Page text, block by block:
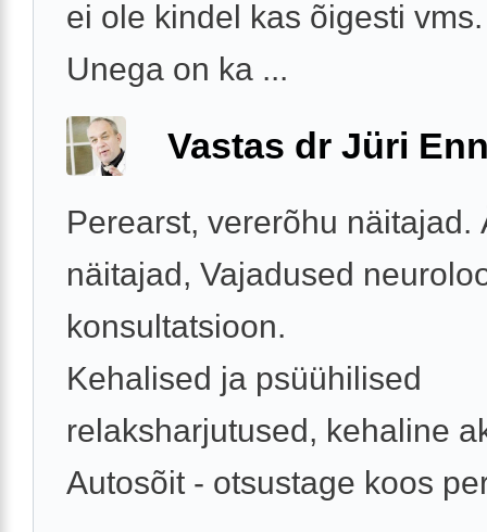
ei ole kindel kas õigesti vms.
Unega on ka ...
Vastas dr Jüri
Perearst, vererõhu näitajad.
näitajad, Vajadused
konsultatsioon.
Kehalised ja psüühilised
relaksharjutused, kehaline
Autosõit - otsustage koos